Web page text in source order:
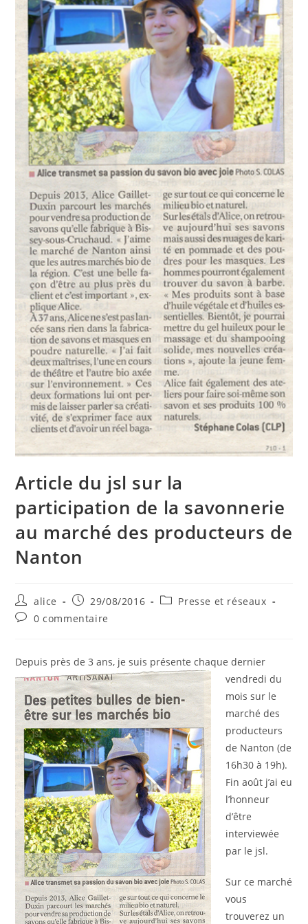
Article du jsl sur la
participation de la savonnerie
au marché des producteurs de
Nanton
Auteur/autrice
de
la
alice
Publication
publiée :
29/08/2016
PostPresse et réseaux
Commentaires
publication :
0 commentaire
Depuis près de 3 ans, je suis présente chaque dernier
vendredi du
mois sur le
marché des
producteurs
de Nanton (de
16h30 à 19h).
Fin août j’ai eu
l’honneur
d’être
interviewée
par le jsl.
Sur ce marché
vous
trouverez un